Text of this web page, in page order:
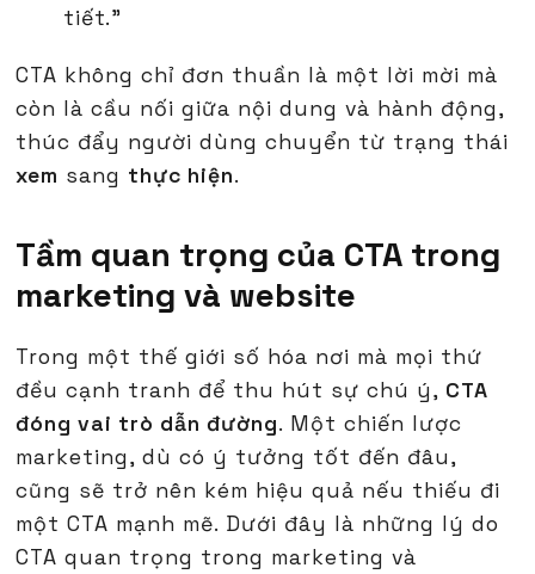
tiết."
CTA không chỉ đơn thuần là một lời mời mà
còn là cầu nối giữa nội dung và hành động,
thúc đẩy người dùng chuyển từ trạng thái
xem sang thực hiện.
Tầm quan trọng của CTA trong
marketing và website
Trong một thế giới số hóa nơi mà mọi thứ
đều cạnh tranh để thu hút sự chú ý, CTA
đóng vai trò dẫn đường. Một chiến lược
marketing, dù có ý tưởng tốt đến đâu,
cũng sẽ trở nên kém hiệu quả nếu thiếu đi
một CTA mạnh mẽ. Dưới đây là những lý do
CTA quan trọng trong marketing và